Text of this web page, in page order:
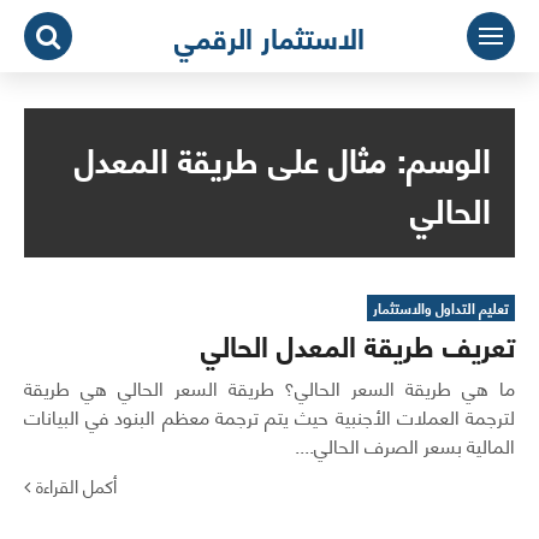
التجاوز
المحتوى
الاستثمار الرقمي
الوسم:مثال على طريقة المعدل
الحالي
تعليم التداول والاستثمار
تعريف طريقة المعدل الحالي
ما هي طريقة السعر الحالي؟ طريقة السعر الحالي هي طريقة
لترجمة العملات الأجنبية حيث يتم ترجمة معظم البنود في البيانات
المالية بسعر الصرف الحالي....
أكمل القراءة